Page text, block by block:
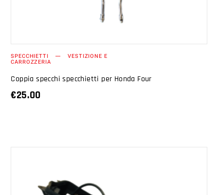
SPECCHIETTI VESTIZIONE E
CARROZZERIA
Coppia specchi specchietti per Honda Four
€25.00